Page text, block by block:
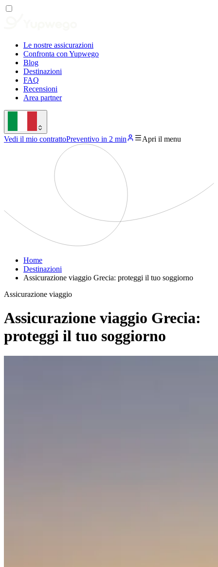
Le nostre assicurazioni
Confronta con Yupwego
Blog
Destinazioni
FAQ
Recensioni
Area partner
Vedi il mio contrattoPreventivo in 2 min Apri il menu
Home
Destinazioni
Assicurazione viaggio Grecia: proteggi il tuo soggiorno
Assicurazione viaggio
Assicurazione viaggio Grecia:
proteggi il tuo soggiorno